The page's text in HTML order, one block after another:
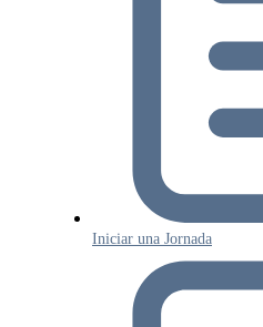
Iniciar una Jornada